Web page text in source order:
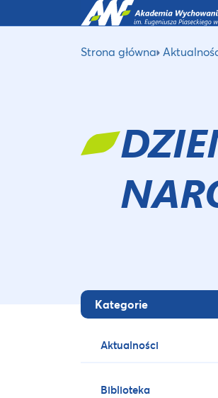
Strona główna
Kategorie
Aktualności
Biblioteka